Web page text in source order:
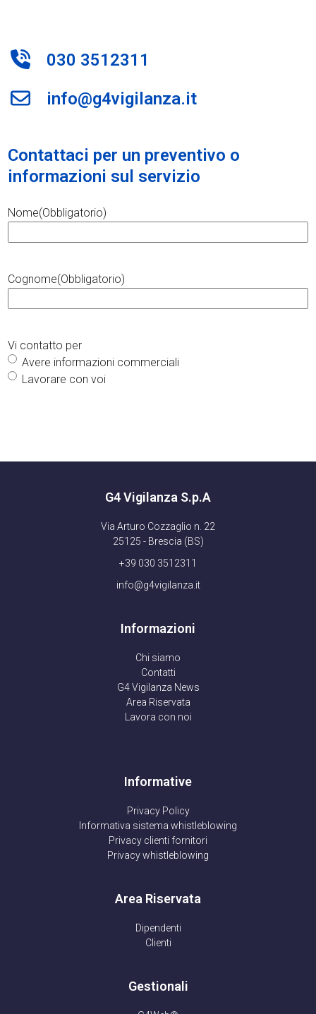
030 3512311
info@g4vigilanza.it
Contattaci per un preventivo o
informazioni sul servizio
Nome(Obbligatorio)
Cognome(Obbligatorio)
Vi contatto per
Avere informazioni commerciali
Lavorare con voi
G4 Vigilanza S.p.A
Via Arturo Cozzaglio n. 22
25125 - Brescia (BS)
+39 030 3512311
info@g4vigilanza.it
Informazioni
Chi siamo
Contatti
G4 Vigilanza News
Area Riservata
Lavora con noi
Informative
Privacy Policy
Informativa sistema whistleblowing
Privacy clienti fornitori
Privacy whistleblowing
Area Riservata
Dipendenti
Clienti
Gestionali